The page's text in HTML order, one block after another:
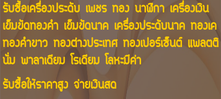
รับซื้อเครื่องประดับ เพชร ทอง นาฬิกา เครื่องเงิน
เข็มขัดทองคำ เข็มขัดนาค เครื่องประดับนาค ทองเค
ทองคำขาว ทองต่างประเทศ ทองเปอร์เซ็นต์ แพลตติ
นั่ม พาลาเดียม โรเดียม โลหะมีค่า
รับซื้อให้ราคาสูง จ่ายเงินสด